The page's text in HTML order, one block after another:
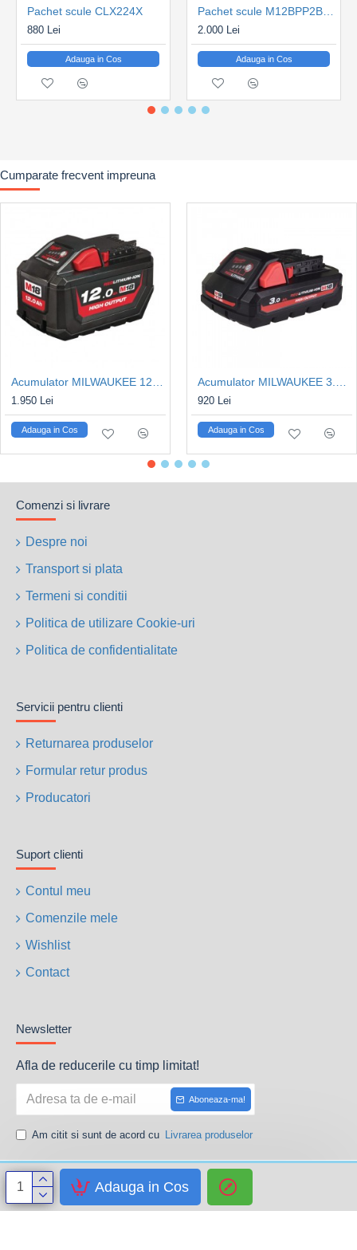
Adauga in Cos
Pachet scule CLX224X
880 Lei
Adauga in Cos
2.000 Lei
Adauga in Cos
Cumparate frecvent impreuna
1.950 Lei
Adauga in Cos
920 Lei
Adauga in Cos
Comenzi si livrare
Despre noi
Transport si plata
Termeni si conditii
Politica de utilizare Cookie-uri
Politica de confidentialitate
Servicii pentru clienti
Returnarea produselor
Formular retur produs
Producatori
Suport clienti
Contul meu
Comenzile mele
Wishlist
Contact
Newsletter
Afla de reducerile cu timp limitat!
Aboneaza-ma!
Am citit si sunt de acord cu Livrarea produselor